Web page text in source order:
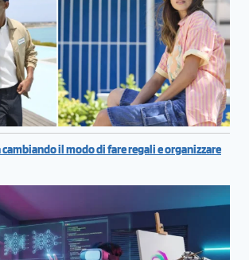
cambiando il modo di fare regali e organizzare